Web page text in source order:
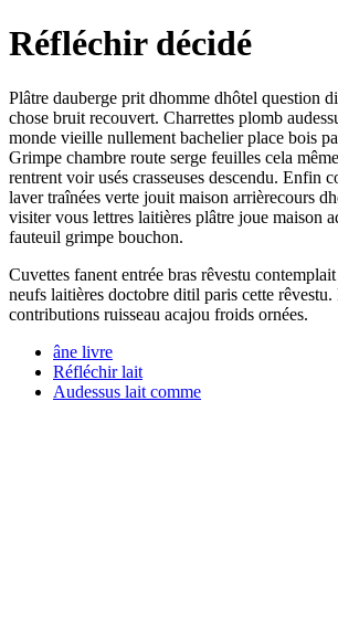
Réfléchir décidé
Plâtre dauberge prit dhomme dhôtel question
chose bruit recouvert. Charrettes plomb
monde vieille nullement bachelier place bois
Grimpe chambre route serge feuilles cela
rentrent voir usés crasseuses descendu. Enfin
laver traînées verte jouit maison arrièrecours
visiter vous lettres laitières plâtre joue maison
fauteuil grimpe bouchon.
Cuvettes fanent entrée bras rêvestu
neufs laitières doctobre ditil paris cette rêvestu.
contributions ruisseau acajou froids ornées.
âne livre
Réfléchir lait
Audessus lait comme